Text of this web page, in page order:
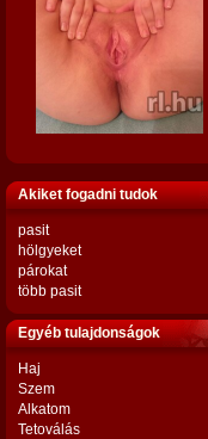
Akiket fogadni tudok
pasit
hölgyeket
párokat
több pasit
Egyéb tulajdonságok
Haj
Szem
Alkatom
Tetoválás